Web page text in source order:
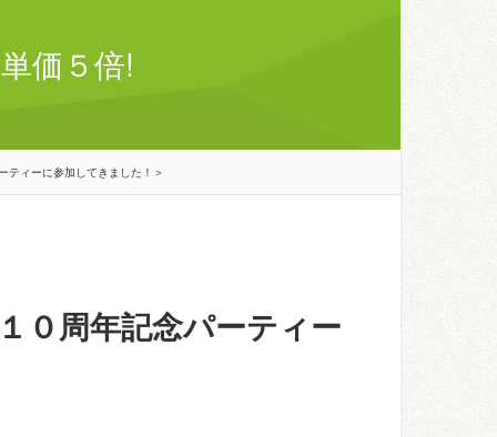
価５倍!
ティーに参加してきました！＞
０周年記念パーティー